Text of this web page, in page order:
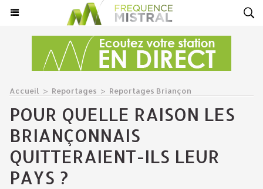
Accueil > Reportages > Reportages Briançon
POUR QUELLE RAISON LES
BRIANÇONNAIS
QUITTERAIENT-ILS LEUR
PAYS ?